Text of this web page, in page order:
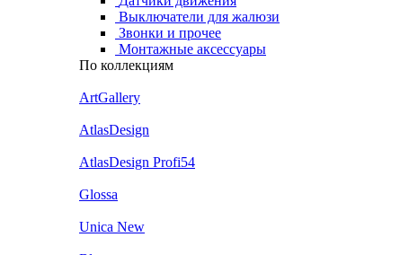
Выключатели для жалюзи
Звонки и прочее
Монтажные аксессуары
По коллекциям
ArtGallery
AtlasDesign
AtlasDesign Profi54
Glossa
Unica New